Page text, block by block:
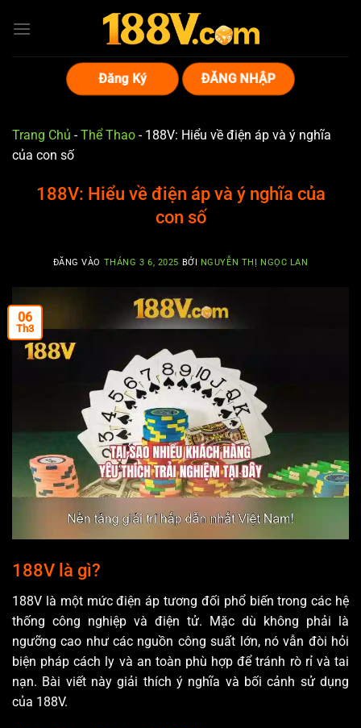
qua
Đăng Ký ĐĂNG NHẬP
Trang Chủ -Thể Thao - 188V: Hiểu về điện áp và ý nghĩa
của con số
188V: Hiểu về điện áp và ý nghĩa của
con số
ĐĂNG VÀO THÁNG 3 6, 2025 BỞI NGUYỄN THỊ NGỌC LAN
06
Th3
188V là gì?
188V là một mức điện áp tương đối phổ biến trong các hệ
thống công nghiệp và điện tử. Mặc dù không phải là
ngưỡng cao như các nguồn công suất lớn, nó vẫn đòi hỏi
biện pháp cách ly và an toàn phù hợp để tránh rò rỉ và tai
nạn. Bài viết này giải thích ý nghĩa và bối cảnh sử dụng
của 188V.